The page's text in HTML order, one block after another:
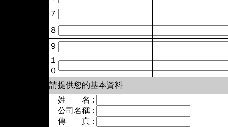
７
８
９
１
０
請提供您的基本資料
姓 名 :
公司名稱 :
傳 真 :